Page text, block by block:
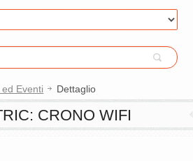
ed Eventi Dettaglio
CRONO WIFI